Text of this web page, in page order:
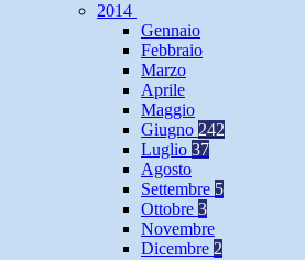
2014
Gennaio
Febbraio
Marzo
Aprile
Maggio
Giugno 242
Luglio 37
Agosto
Settembre 5
Ottobre 3
Novembre
Dicembre 2